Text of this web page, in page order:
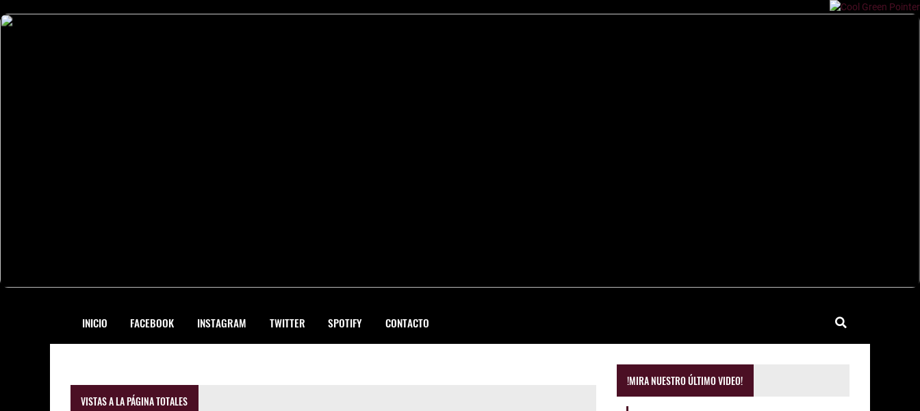
INICIO FACEBOOK INSTAGRAM TWITTER SPOTIFY CONTACTO
VISTAS A LA PÁGINA TOTALES
!MIRA NUESTRO ÚLTIMO VIDEO!